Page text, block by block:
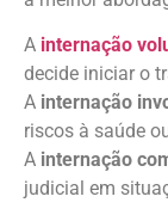
A internação
decide iniciar o
A internação
riscos à saúde
A internação
judicial em